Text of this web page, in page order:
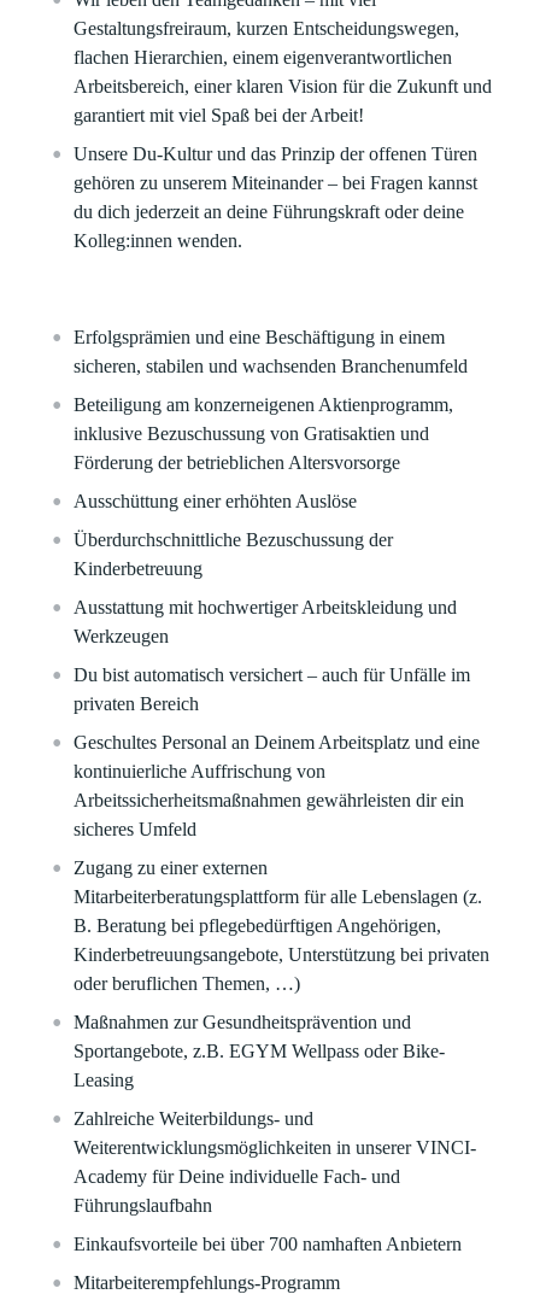
Gestaltungsfreiraum, kurzen Entscheidungswegen,
flachen Hierarchien, einem eigenverantwortlichen
Arbeitsbereich, einer klaren Vision für die Zukunft und
garantiert mit viel Spaß bei der Arbeit!​
Unsere Du-Kultur und das Prinzip der offenen Türen
gehören zu unserem Miteinander – bei Fragen kannst
du dich jederzeit an deine Führungskraft oder deine
Kolleg:innen wenden.
Erfolgsprämien und eine Beschäftigung in einem
sicheren, stabilen und wachsenden Branchenumfeld​
Beteiligung am konzerneigenen Aktienprogramm,
inklusive Bezuschussung von Gratisaktien und
Förderung der betrieblichen Altersvorsorge​
Ausschüttung einer erhöhten Auslöse
Überdurchschnittliche Bezuschussung der
Kinderbetreuung​
Ausstattung mit hochwertiger Arbeitskleidung und
Werkzeugen​
Du bist automatisch versichert – auch für Unfälle im
privaten Bereich
Geschultes Personal an Deinem Arbeitsplatz und eine
kontinuierliche Auffrischung von
Arbeitssicherheitsmaßnahmen gewährleisten dir ein
sicheres Umfeld​
Zugang zu einer externen
Mitarbeiterberatungsplattform für alle Lebenslagen (z.
B. Beratung bei pflegebedürftigen Angehörigen,
Kinderbetreuungsangebote, Unterstützung bei privaten
oder beruflichen Themen, …)
Maßnahmen zur Gesundheitsprävention und
Sportangebote, z.B. EGYM Wellpass oder Bike-
Leasing​
Zahlreiche Weiterbildungs- und
Weiterentwicklungsmöglichkeiten in unserer VINCI-
Academy für Deine individuelle Fach- und
Führungslaufbahn​​
Einkaufsvorteile bei über 700 namhaften Anbietern​​
Mitarbeiterempfehlungs-Programm ​